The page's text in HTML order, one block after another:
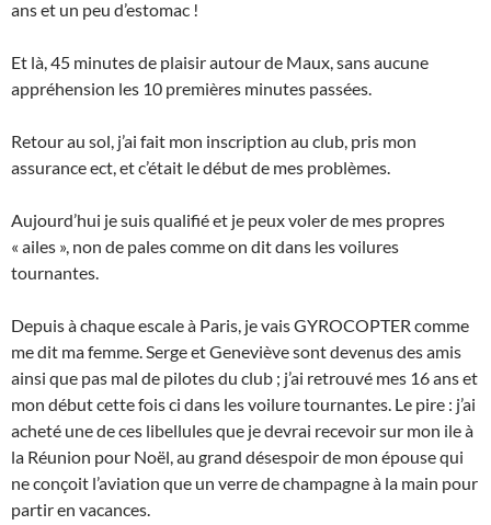
ans et un peu d’estomac !
Et là, 45 minutes de plaisir autour de Maux, sans aucune
appréhension les 10 premières minutes passées.
Retour au sol, j’ai fait mon inscription au club, pris mon
assurance ect, et c’était le début de mes problèmes.
Aujourd’hui je suis qualifié et je peux voler de mes propres
« ailes », non de pales comme on dit dans les voilures
tournantes.
Depuis à chaque escale à Paris, je vais GYROCOPTER comme
me dit ma femme. Serge et Geneviève sont devenus des amis
ainsi que pas mal de pilotes du club ; j’ai retrouvé mes 16 ans et
mon début cette fois ci dans les voilure tournantes. Le pire : j’ai
acheté une de ces libellules que je devrai recevoir sur mon ile à
la Réunion pour Noël, au grand désespoir de mon épouse qui
ne conçoit l’aviation que un verre de champagne à la main pour
partir en vacances.